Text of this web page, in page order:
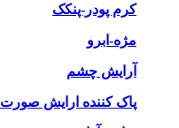
کرم پودر-پنکک
مژه-ابرو
آرایش چشم
پاک کننده ارایش صورت